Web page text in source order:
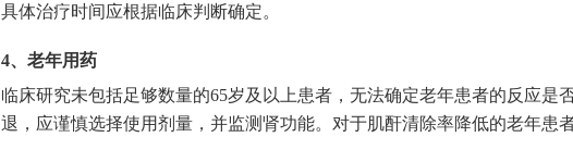
具体治疗时间应根据临床判断确定。
4、老年用药
临床研究未包括足够数量的65岁及以上患者，无法确定老年患者的反应是
退，应谨慎选择使用剂量，并监测肾功能。对于肌酐清除率降低的老年患